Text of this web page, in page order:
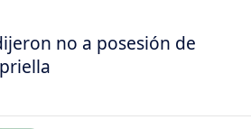
no a posesión de